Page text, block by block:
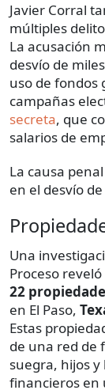
Javier Corral
múltiples
La acusación
desvío de
uso de fondos
campañas
secreta, que
salarios de
La causa
en el desvío de
Una
Proceso
22
en El Paso,
Estas
de una red de
suegra, hijos
financieros en